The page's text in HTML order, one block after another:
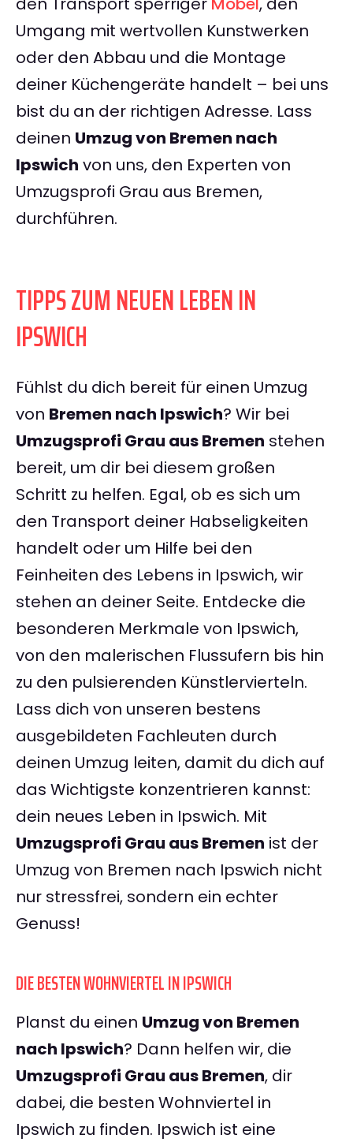
Umgang mit wertvollen Kunstwerken
oder den Abbau und die Montage
deiner Küchengeräte handelt – bei uns
bist du an der richtigen Adresse. Lass
deinen Umzug von Bremen nach
Ipswich von uns, den Experten von
Umzugsprofi Grau aus Bremen,
durchführen.
TIPPS ZUM NEUEN LEBEN IN
IPSWICH
Fühlst du dich bereit für einen Umzug
von Bremen nach Ipswich? Wir bei
Umzugsprofi Grau aus Bremen stehen
bereit, um dir bei diesem großen
Schritt zu helfen. Egal, ob es sich um
den Transport deiner Habseligkeiten
handelt oder um Hilfe bei den
Feinheiten des Lebens in Ipswich, wir
stehen an deiner Seite. Entdecke die
besonderen Merkmale von Ipswich,
von den malerischen Flussufern bis hin
zu den pulsierenden Künstlervierteln.
Lass dich von unseren bestens
ausgebildeten Fachleuten durch
deinen Umzug leiten, damit du dich auf
das Wichtigste konzentrieren kannst:
dein neues Leben in Ipswich. Mit
Umzugsprofi Grau aus Bremen ist der
Umzug von Bremen nach Ipswich nicht
nur stressfrei, sondern ein echter
Genuss!
DIE BESTEN WOHNVIERTEL IN IPSWICH
Planst du einen Umzug von Bremen
nach Ipswich? Dann helfen wir, die
Umzugsprofi Grau aus Bremen, dir
dabei, die besten Wohnviertel in
Ipswich zu finden. Ipswich ist eine